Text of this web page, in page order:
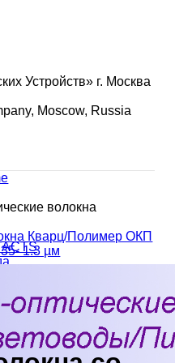
Устройств» г. Москва
Moscow, Russia
волокна
Кварц/Полимер ОКП
1.3 µм
Т